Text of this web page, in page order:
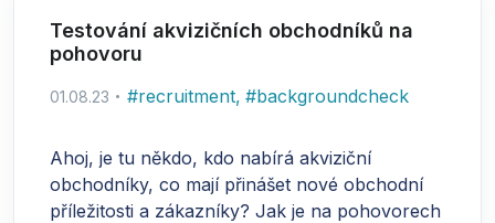
Testování akvizičních obchodníků na
pohovoru
01.08.23 #recruitment, #backgroundcheck
Ahoj, je tu někdo, kdo nabírá akviziční
obchodníky, co mají přinášet nové obchodní
příležitosti a zákazníky? Jak je na pohovorech